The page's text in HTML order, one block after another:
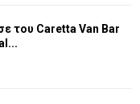
του Caretta Van Bar